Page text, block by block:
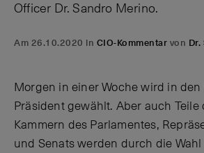
Officer Dr. Sandro Merino.
Am 26.10.2020 in CIO-Kommentar von
Morgen in einer Woche wird in den
Präsident gewählt. Aber auch Teile
Kammern des Parlamentes,
und Senats werden durch die